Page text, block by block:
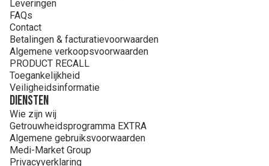
Leveringen
FAQs
Contact
Betalingen & facturatievoorwaarden
Algemene verkoopsvoorwaarden
PRODUCT RECALL
Toegankelijkheid
Veiligheidsinformatie
Diensten
Wie zijn wij
Getrouwheidsprogramma EXTRA
Algemene gebruiksvoorwaarden
Medi-Market Group
Privacyverklaring